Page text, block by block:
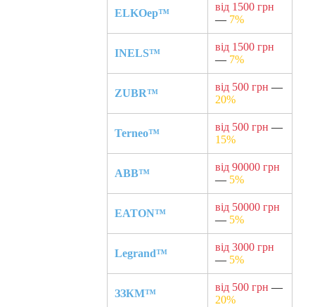
ELKOep™
від 1500 грн
— 7%
INELS™
від 1500 грн
— 7%
ZUBR™
від 500 грн —
20%
Terneo™
від 500 грн —
15%
ABB™
від 90000 грн
— 5%
EATON™
від 50000 грн
— 5%
Legrand™
від 3000 грн
— 5%
ЗЗКМ™
від 500 грн —
20%